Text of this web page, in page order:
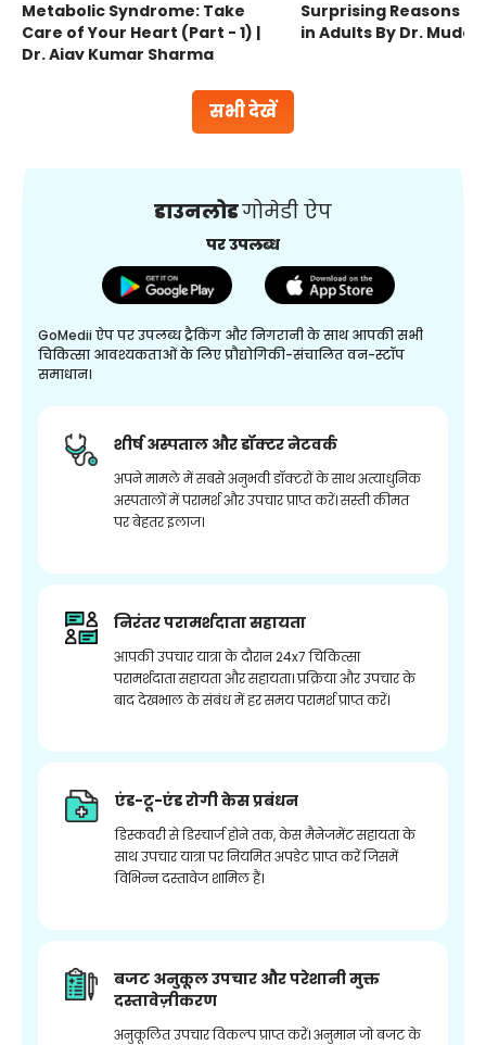
सभी देखें
Metabolic Syndrome: Take
Care of Your Heart (Part - 1) |
Dr. Ajay Kumar Sharma
Surprising Reasons
in Adults By Dr.
डाउनलोडगोमेडी ऐप
पर उपलब्ध
GoMedii ऐप पर उपलब्ध ट्रैकिंग और निगरानी के साथ आपकी सभी
चिकित्सा आवश्यकताओं के लिए प्रौद्योगिकी-संचालित वन-स्टॉप
समाधान।
शीर्ष अस्पताल और डॉक्टर नेटवर्क
अपने मामले में सबसे अनुभवी डॉक्टरों के साथ अत्याधुनिक
अस्पतालों में परामर्श और उपचार प्राप्त करें। सस्ती कीमत
पर बेहतर इलाज।
निरंतर परामर्शदाता सहायता
आपकी उपचार यात्रा के दौरान 24x7 चिकित्सा
परामर्शदाता सहायता और सहायता। प्रक्रिया और उपचार के
बाद देखभाल के संबंध में हर समय परामर्श प्राप्त करें।
एंड-टू-एंड रोगी केस प्रबंधन
डिस्कवरी से डिस्चार्ज होने तक, केस मैनेजमेंट सहायता के
साथ उपचार यात्रा पर नियमित अपडेट प्राप्त करें जिसमें
विभिन्न दस्तावेज शामिल हैं।
बजट अनुकूल उपचार और परेशानी मुक्त
दस्तावेज़ीकरण
अनुकूलित उपचार विकल्प प्राप्त करें। अनुमान जो बजट के